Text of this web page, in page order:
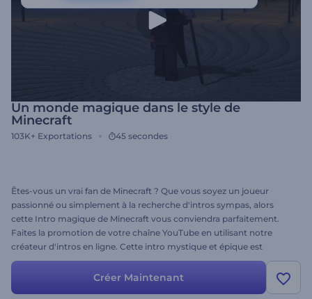
Un monde magique dans le style de
Minecraft
103K+ Exportations 45 secondes
Êtes-vous un vrai fan de Minecraft ? Que vous soyez un joueur
passionné ou simplement à la recherche d'intros sympas, alors
cette Intro magique de Minecraft vous conviendra parfaitement.
Faites la promotion de votre chaîne YouTube en utilisant notre
créateur d'intros en ligne. Cette intro mystique et épique est
parfaite pour les chaînes de joueurs, les blogs vidéo, les intros, les
outros et plus encore. Il vous suffit de télécharger votre logo et il
apparaîtra à la fin de la vidéo avec votre slogan. Essayez dès
Créer Maintenant